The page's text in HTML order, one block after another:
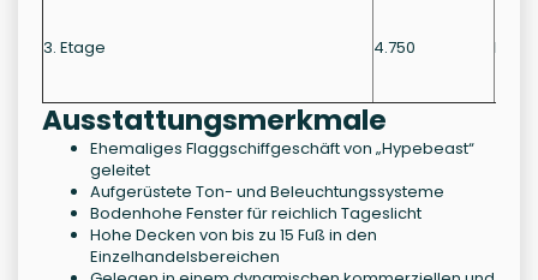
3. Etage 4.750 Büro
Ausstattungsmerkmale
Ehemaliges Flaggschiffgeschäft von „Hypebeast“
geleitet
Aufgerüstete Ton- und Beleuchtungssysteme
Bodenhohe Fenster für reichlich Tageslicht
Hohe Decken von bis zu 15 Fuß in den
Einzelhandelsbereichen